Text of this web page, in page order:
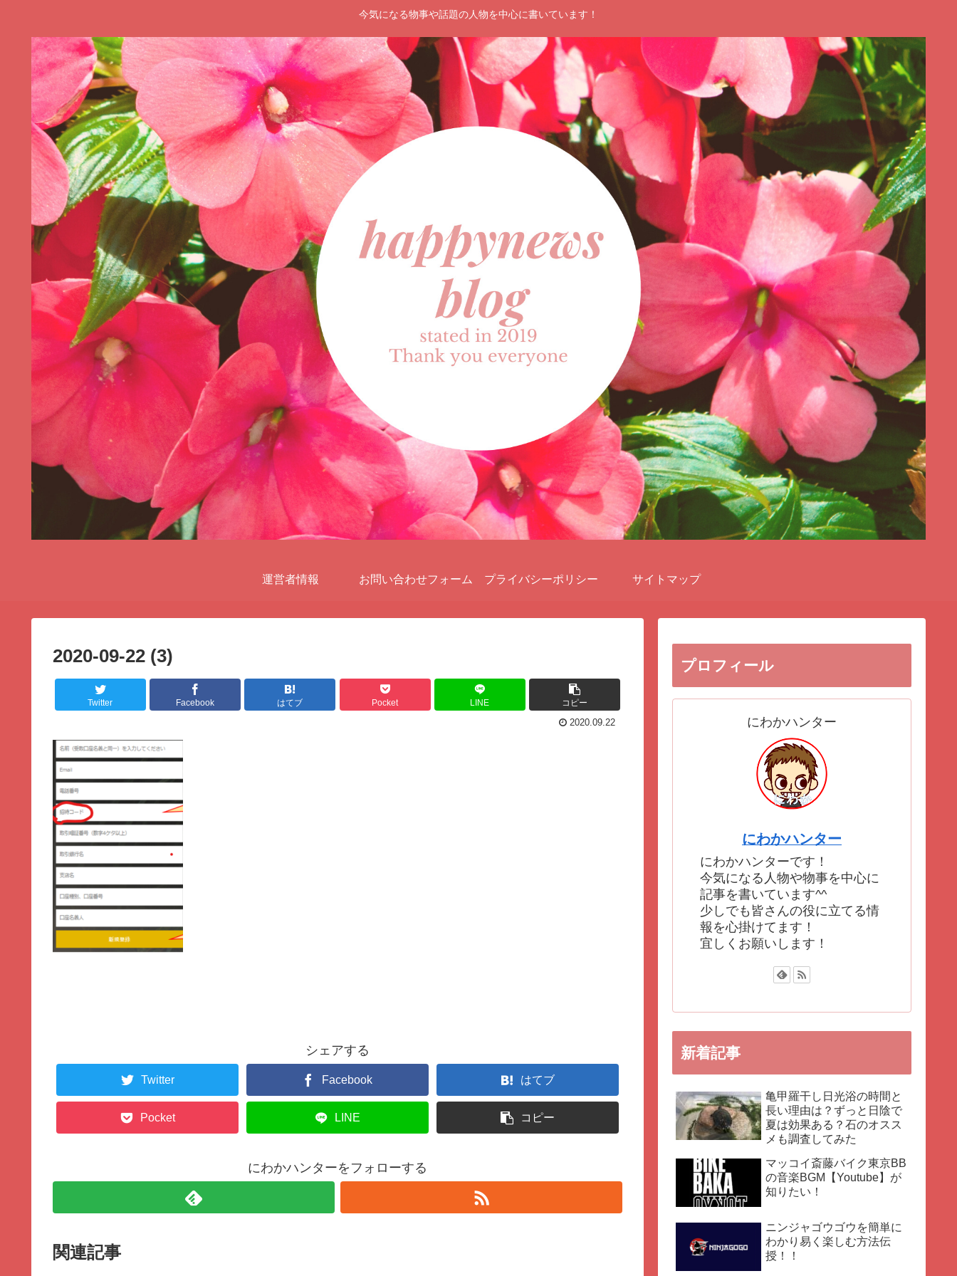
今気になる物事や話題の人物を中心に書いています！
運営者情報 お問い合わせフォーム プライバシーポリシー サイトマップ
2020-09-22 (3)
Twitter Facebook はてブ Pocket LINE コピー
2020.09.22
シェアする
Twitter Facebook はてブ
Pocket LINE コピー
にわかハンターをフォローする
関連記事
プロフィール
にわかハンター
にわかハンター
にわかハンターです！
今気になる人物や物事を中心に
記事を書いています^^
少しでも皆さんの役に立てる情
報を心掛けてます！
宜しくお願いします！
新着記事
亀甲羅干し日光浴の時間と
長い理由は？ずっと日陰で
夏は効果ある？石のオスス
メも調査してみた
マッコイ斎藤バイク東京BB
の音楽BGM【Youtube】が
知りたい！
ニンジャゴウゴウを簡単に
わかり易く楽しむ方法伝
授！！